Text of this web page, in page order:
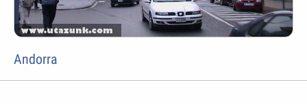
Andorra